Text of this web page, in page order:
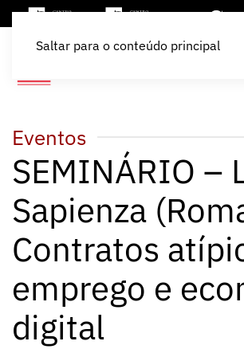
Saltar para o conteúdo principal
Eventos
SEMINÁRIO –
Sapienza
Contratos
emprego e
digital